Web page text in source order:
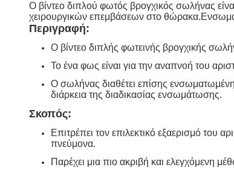
Ο βίντεο διπλού φωτός βρογχικός σωλήνας
χειρουργικών επεμβάσεων στο
Περιγραφή:
Ο βίντεο διπλής φωτεινής βρογχικής
Το ένα φως είναι για την αναπνοή του
Ο σωλήνας διαθέτει επίσης
διάρκεια της διαδικασίας ενσωμάτωσης.
Σκοπός:
Επιτρέπει τον επιλεκτικό εξαερισμό
πνεύμονα.
Παρέχει μια πιο ακριβή και ελεγχόμενη